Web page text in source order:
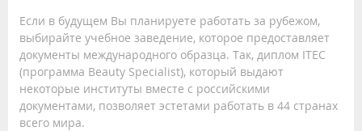
Если в будущем Вы планируете работать за рубежом,
выбирайте учебное заведение, которое предоставляет
документы международного образца. Так, диплом ITEC
(программа Beauty Specialist), который выдают
некоторые институты вместе с российскими
документами, позволяет эстетами работать в 44 странах
всего мира.